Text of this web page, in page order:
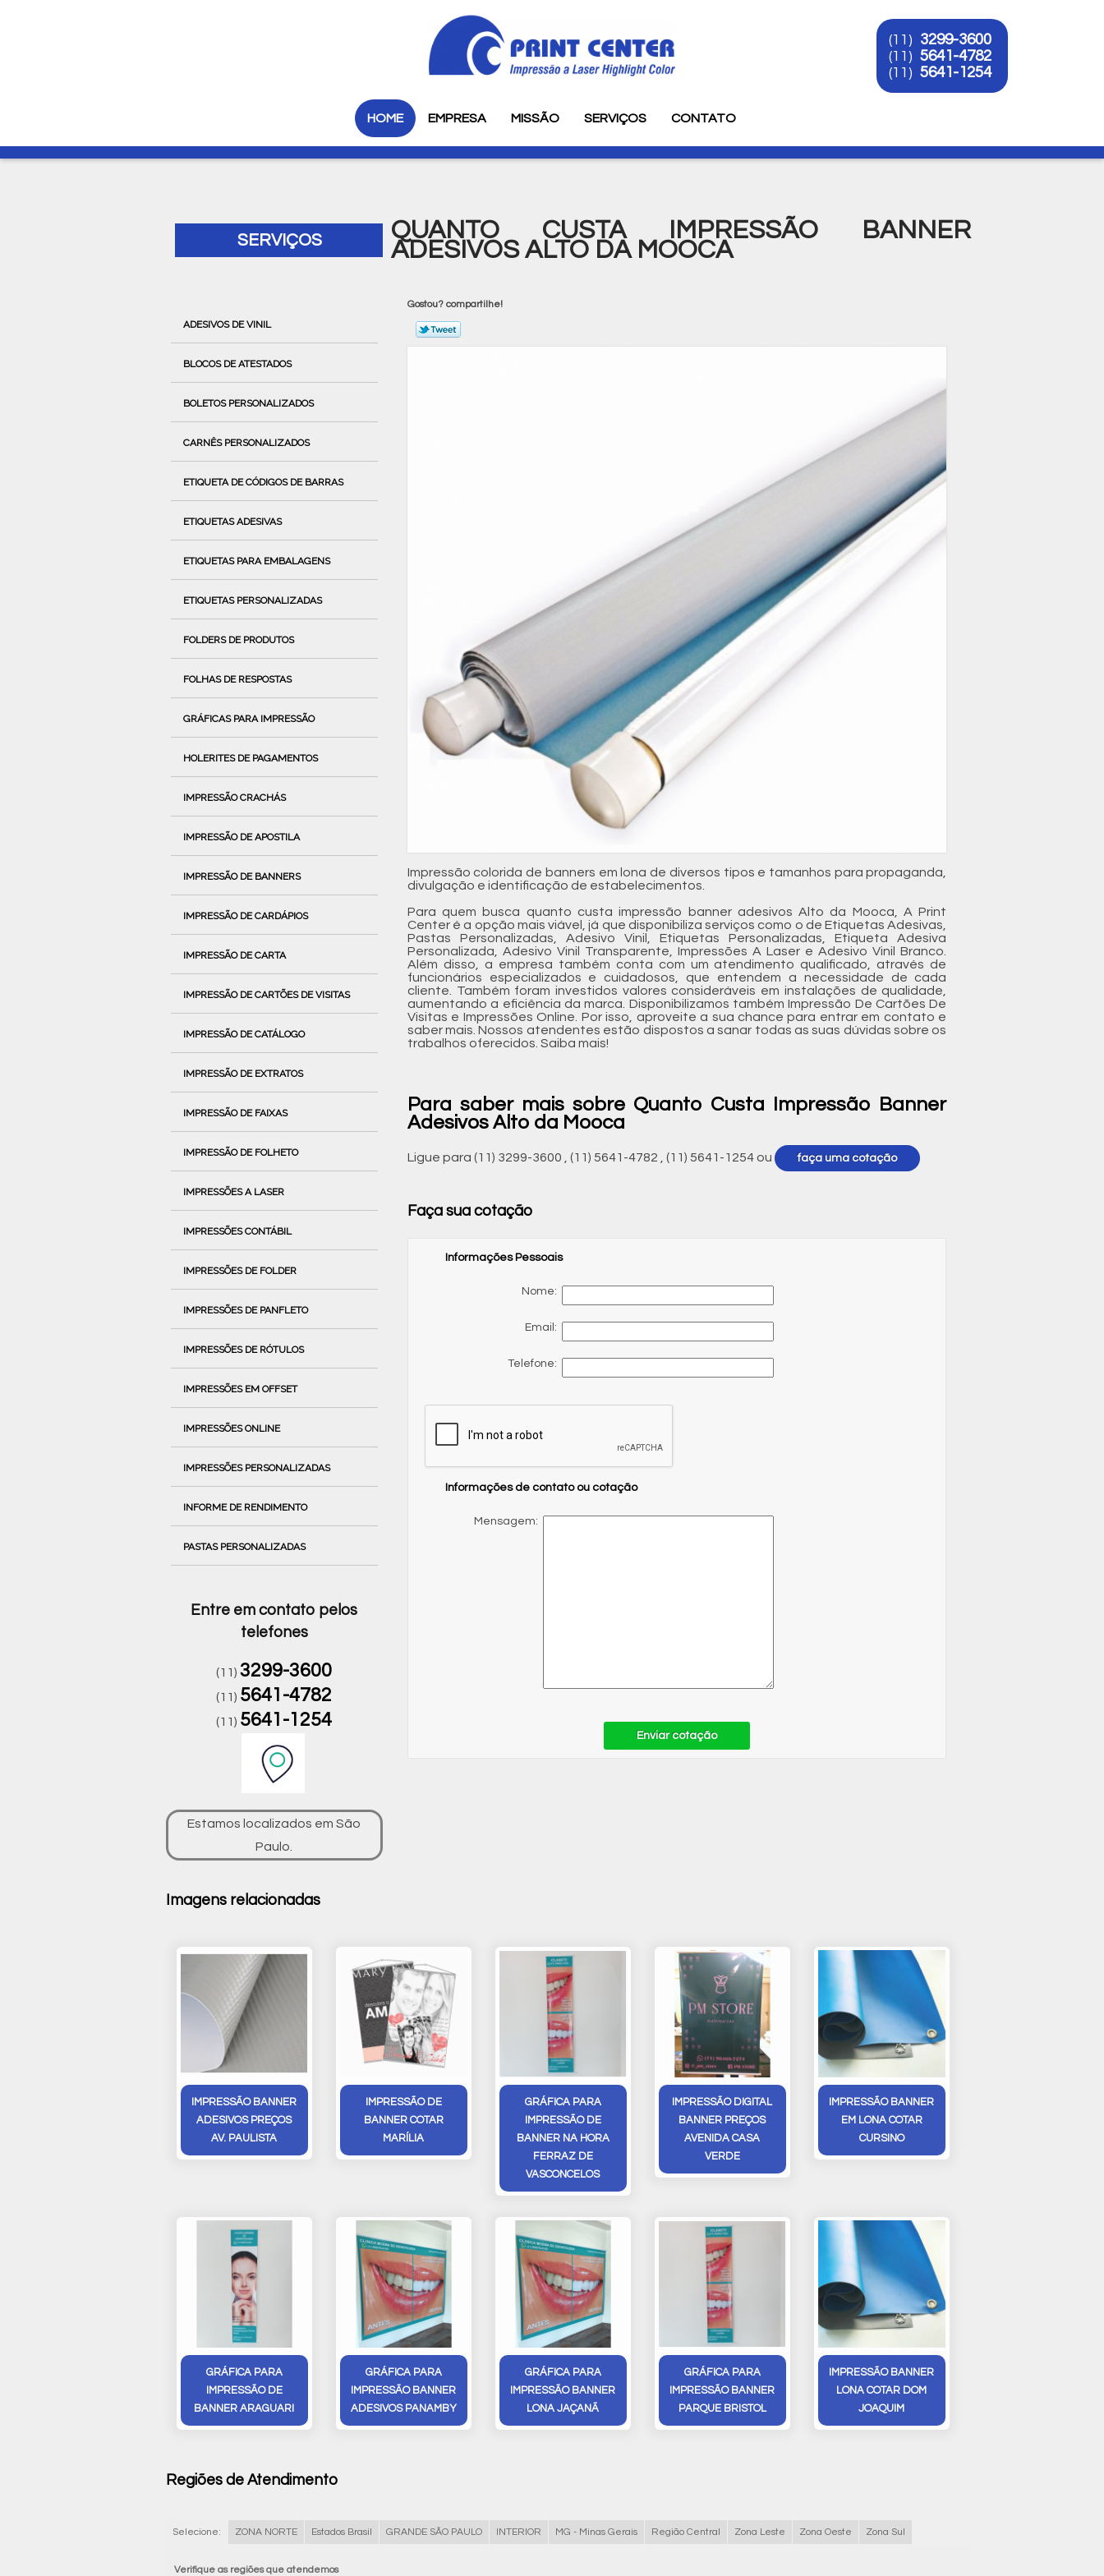
HOME EMPRESA MISSÃO SERVIÇOS CONTATO
(11) 3299-3600
(11) 5641-4782
(11) 5641-1254
SERVIÇOS
ADESIVOS DE VINIL
BLOCOS DE ATESTADOS
BOLETOS PERSONALIZADOS
CARNÊS PERSONALIZADOS
ETIQUETA DE CÓDIGOS DE BARRAS
ETIQUETAS ADESIVAS
ETIQUETAS PARA EMBALAGENS
ETIQUETAS PERSONALIZADAS
FOLDERS DE PRODUTOS
FOLHAS DE RESPOSTAS
GRÁFICAS PARA IMPRESSÃO
HOLERITES DE PAGAMENTOS
IMPRESSÃO CRACHÁS
IMPRESSÃO DE APOSTILA
IMPRESSÃO DE BANNERS
IMPRESSÃO DE CARDÁPIOS
IMPRESSÃO DE CARTA
IMPRESSÃO DE CARTÕES DE VISITAS
IMPRESSÃO DE CATÁLOGO
IMPRESSÃO DE EXTRATOS
IMPRESSÃO DE FAIXAS
IMPRESSÃO DE FOLHETO
IMPRESSÕES A LASER
IMPRESSÕES CONTÁBIL
IMPRESSÕES DE FOLDER
IMPRESSÕES DE PANFLETO
IMPRESSÕES DE RÓTULOS
IMPRESSÕES EM OFFSET
IMPRESSÕES ONLINE
IMPRESSÕES PERSONALIZADAS
INFORME DE RENDIMENTO
PASTAS PERSONALIZADAS
Entre em contato pelos
telefones
(11)3299-3600
(11) 5641-4782
(11) 5641-1254
Estamos localizados em São
Paulo.
QUANTO CUSTA IMPRESSÃO BANNER
ADESIVOS ALTO DA MOOCA
Gostou? compartilhe!
Impressão colorida de banners em lona de diversos tipos e tamanhos para propaganda,
divulgação e identificação de estabelecimentos.
Para quem busca quanto custa impressão banner adesivos Alto da Mooca, A Print
Center é a opção mais viável, já que disponibiliza serviços como o de Etiquetas Adesivas,
Pastas Personalizadas, Adesivo Vinil, Etiquetas Personalizadas, Etiqueta Adesiva
Personalizada, Adesivo Vinil Transparente, Impressões A Laser e Adesivo Vinil Branco.
Além disso, a empresa também conta com um atendimento qualificado, através de
funcionários especializados e cuidadosos, que entendem a necessidade de cada
cliente. Também foram investidos valores consideráveis em instalações de qualidade,
aumentando a eficiência da marca. Disponibilizamos também Impressão De Cartões De
Visitas e Impressões Online. Por isso, aproveite a sua chance para entrar em contato e
saber mais. Nossos atendentes estão dispostos a sanar todas as suas dúvidas sobre os
trabalhos oferecidos. Saiba mais!
Para saber mais sobre Quanto Custa Impressão Banner
Adesivos Alto da Mooca
Ligue para (11) 3299-3600 , (11) 5641-4782 , (11) 5641-1254 ou faça uma cotação
Faça sua cotação
Informações Pessoais
Nome:
Email:
Telefone:
Informações de contato ou cotação
Mensagem:
Enviar cotação
Imagens relacionadas
IMPRESSÃO BANNER
ADESIVOS PREÇOS
AV. PAULISTA
IMPRESSÃO DE
BANNER COTAR
MARÍLIA
GRÁFICA PARA
IMPRESSÃO DE
BANNER NA HORA
FERRAZ DE
VASCONCELOS
IMPRESSÃO DIGITAL
BANNER PREÇOS
AVENIDA CASA
VERDE
IMPRESSÃO BANNER
EM LONA COTAR
CURSINO
GRÁFICA PARA
IMPRESSÃO DE
BANNER ARAGUARI
GRÁFICA PARA
IMPRESSÃO BANNER
ADESIVOS PANAMBY
GRÁFICA PARA
IMPRESSÃO BANNER
LONA JAÇANÃ
GRÁFICA PARA
IMPRESSÃO BANNER
PARQUE BRISTOL
IMPRESSÃO BANNER
LONA COTAR DOM
JOAQUIM
Regiões de Atendimento
Selecione: ZONA NORTE Estados Brasil GRANDE SÃO PAULO INTERIOR MG - Minas Gerais Região Central Zona Leste Zona Oeste Zona Sul
Verifique as regiões que atendemos